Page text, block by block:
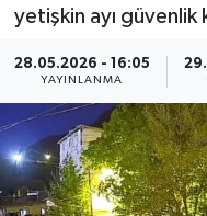
yetişkin ayı güvenlik
28.05.2026 - 16:05
YAYINLANMA
Sağlık
Son Dakika
Haber Arşivi